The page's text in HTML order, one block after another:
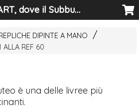
SUBBART, dove il Subbuteo diventa arte
DIPINTE A MANO
ALLA REF 60
è una delle livree più